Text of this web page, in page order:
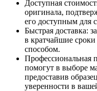
Доступная
оригинала,
его доступным для
Быстрая доставка:
в кратчайшие
способом.
Профессиональная
помогут в выборе
предоставив
уверенности в